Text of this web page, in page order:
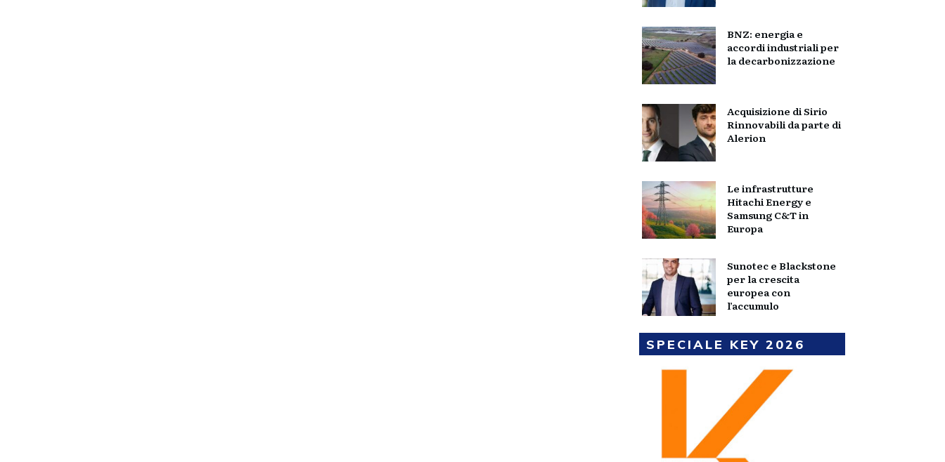
BNZ: energia e
accordi industriali per
la decarbonizzazione
Acquisizione di Sirio
Rinnovabili da parte di
Alerion
Le infrastrutture
Hitachi Energy e
Samsung C&T in
Europa
Sunotec e Blackstone
per la crescita
europea con
l’accumulo
SPECIALE KEY 2026